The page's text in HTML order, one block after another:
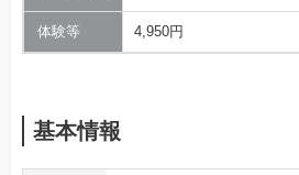
体験等 4,950円
基本情報